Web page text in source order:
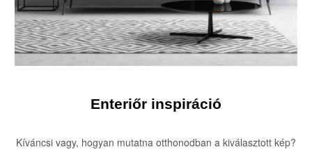
Enteriőr inspiráció
Kíváncsi vagy, hogyan mutatna otthonodban a kiválasztott kép?